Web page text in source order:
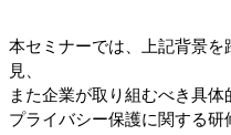
本セミナーでは、上記背景
見、
また企業が取り組むべき具体
プライバシー保護に関する